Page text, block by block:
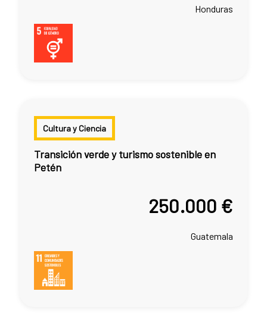
Honduras
Cultura y Ciencia
Transición verde y turismo sostenible en
Petén
250.000 €
Guatemala